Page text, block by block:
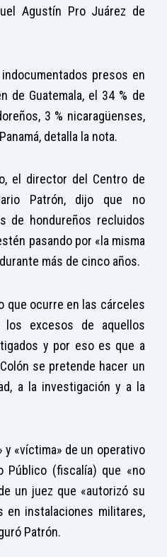
Agustín Pro Juárez de
presos en
de Guatemala, el 34 % de
3 % nicaragüenses,
detalla la nota.
el director del Centro de
Patrón, dijo que no
de hondureños recluidos
pasando por «la misma
más de cinco años.
que ocurre en las cárceles
excesos de aquellos
y por eso es que a
se pretende hacer un
a la investigación y a la
y «víctima» de un operativo
Público (fiscalía) que «no
un juez que «autorizó su
en instalaciones militares,
Patrón.